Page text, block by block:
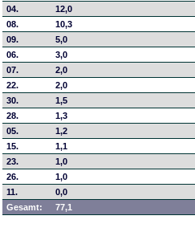
04.
12,0
08.
10,3
09.
5,0
06.
3,0
07.
2,0
22.
2,0
30.
1,5
28.
1,3
05.
1,2
15.
1,1
23.
1,0
26.
1,0
11.
0,0
Gesamt:
77,1